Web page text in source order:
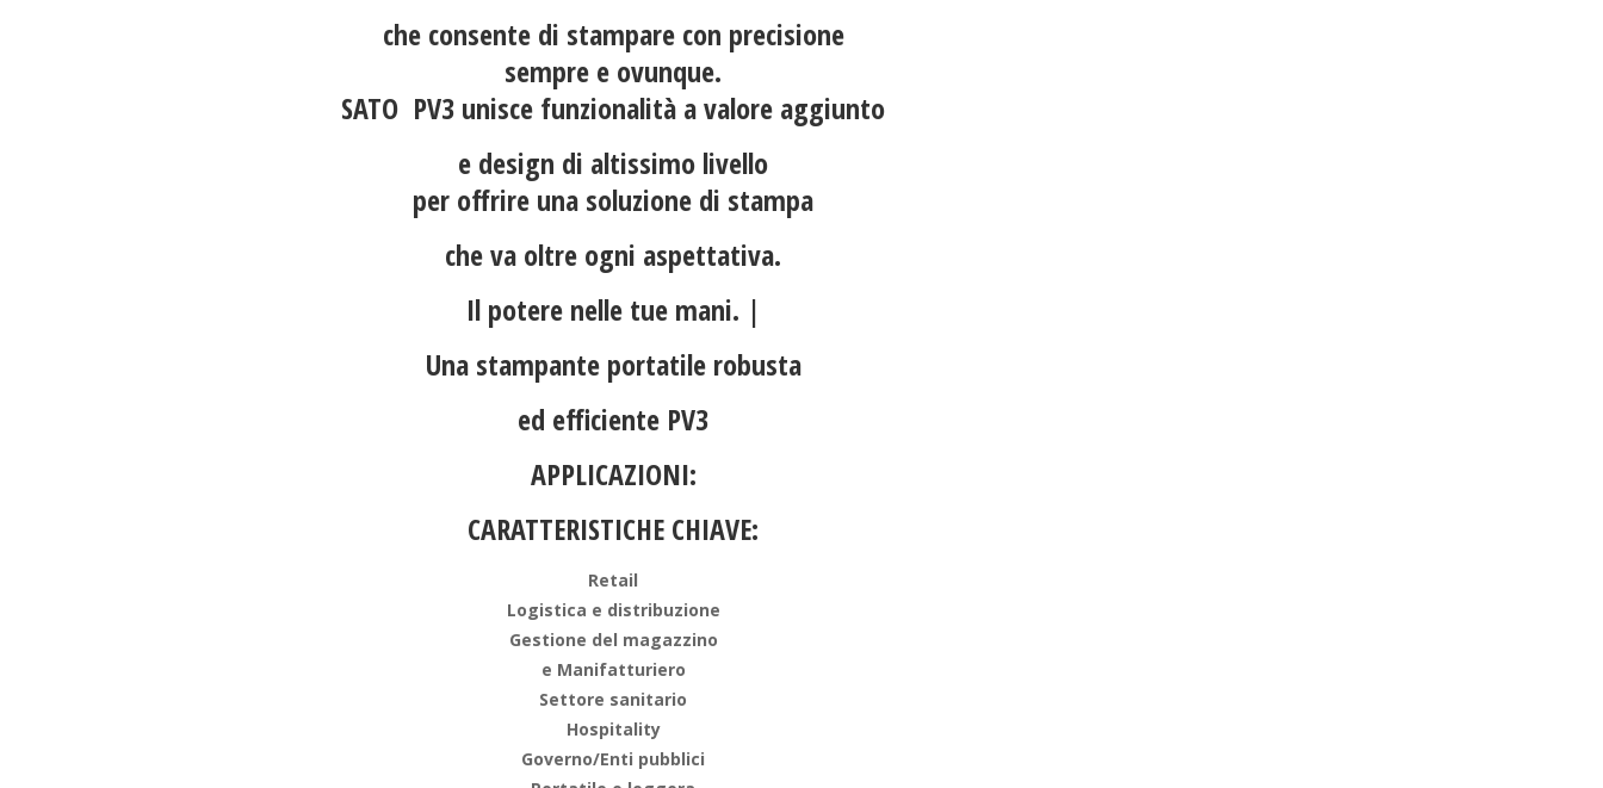
che consente di stampare con precisione
sempre e ovunque.
SATO PV3 unisce funzionalità a valore aggiunto
e design di altissimo livello
per offrire una soluzione di stampa
che va oltre ogni aspettativa.
Il potere nelle tue mani. |
Una stampante portatile robusta
ed efficiente PV3
APPLICAZIONI:
CARATTERISTICHE CHIAVE:
Retail
Logistica e distribuzione
Gestione del magazzino
e Manifatturiero
Settore sanitario
Hospitality
Governo/Enti pubblici